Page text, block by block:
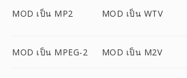
MOD เป็น MP2 MOD เป็น WTV
MOD เป็น MPEG-2 MOD เป็น M2V